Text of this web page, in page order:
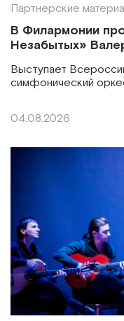
Партнерские
В Филармонии
Незабытых»
Выступает
симфонический
04.08.2026